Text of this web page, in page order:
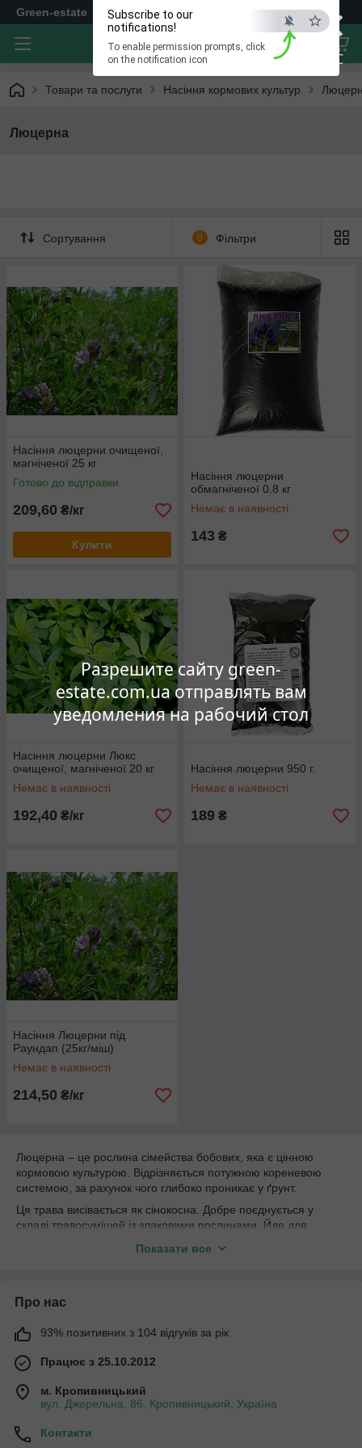
×
ESC
Разрешите сайту green-
estate.com.ua отправлять вам
уведомления на рабочий стол
Subscribe to our
notifications!
To enable permission prompts, click
on the notification icon
Green-estate
Товари та послуги Насіння кормових культур
Люцерна
Сортування 0 Фільтри
Насіння люцерни очищеної,
магніченої 25 кг
Готово до відправки
209,60 ₴/кг
Купити
Насіння люцерни
обмагніченої 0.8 кг
Немає в наявності
143 ₴
Насіння люцерни Люкс
очищеної, магніченої 20 кг
Немає в наявності
192,40 ₴/кг
Насіння люцерни 950 г.
Немає в наявності
189 ₴
Насіння Люцерни під
Раундап (25кг/міш)
Немає в наявності
214,50 ₴/кг
Люцерна – це рослина сімейства бобових, яка є цінною
кормовою культурою. Відрізняється потужною кореневою
системою, за рахунок чого глибоко проникає у ґрунт.
Ця трава висівається як сінокосна. Добре поєднується у
складі травосумішей із злаковими рослинами. Йде для
на випасання. Але сфера можливого застосування цієї трави
дієтології, а також при облаштуванні ділянок.
Основні особливості люцерни
Ціна за кг люцерни посівної в магазині «Green Estate»
залежить від варіанта фасування – у нас є насіння у
фірмових крафт-мішках по 25 кг.
Ця трава має ряд характерних особливостей:
Відрізняється швидким зростанням, може
Показати все
Про нас
93% позитивних з 104 відгуків за рік
Працює з 25.10.2012
м. Кропивницький
вул. Джерельна, 86, Кропивницький, Україна
Контакти